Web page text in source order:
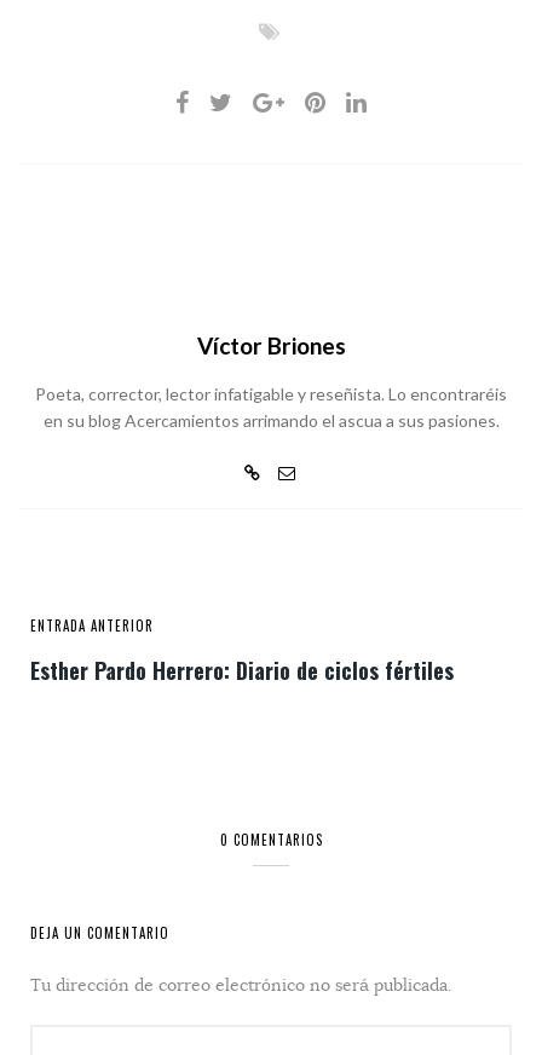
Víctor Briones
Poeta, corrector, lector infatigable y reseñista. Lo encontraréis
en su blog Acercamientos arrimando el ascua a sus pasiones.
ENTRADA ANTERIOR
Esther Pardo Herrero: Diario de ciclos fértiles
0 COMENTARIOS
DEJA UN COMENTARIO
Tu dirección de correo electrónico no será publicada.